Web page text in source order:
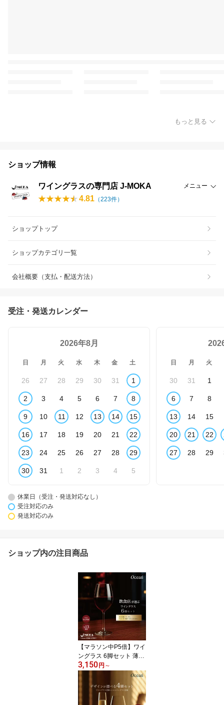
もっと見る
ショップ情報
ワイングラスの専門店 J-MOKA メニュー
4.81 （223件）
ショップトップ
ショップカテゴリ一覧
会社概要（支払・配送方法）
受注・発送カレンダー
2026年8月
日 月 火 水 木 金 土
26 27 28 29 30 31 1
2 3 4 5 6 7 8
9 10 11 12 13 14 15
16 17 18 19 20 21 22
23 24 25 26 27 28 29
30 31 1 2 3 4 5
日 月 火
30 31 1
6 7 8
13 14 15
20 21 22
27 28 29
休業日（受注・発送対応なし）
受注対応のみ
発送対応のみ
ショップ内の注目商品
【マラソン中P5倍】ワイ
ングラス 6脚セット 薄い
飲み口 食洗器対応 おし
ゃれ 高級感 赤ワイン 白
ワイン Ocean 飲食店 レ
ストラン 業務用 ギフト
プレゼント 楽天ランキン
3,150円 ～